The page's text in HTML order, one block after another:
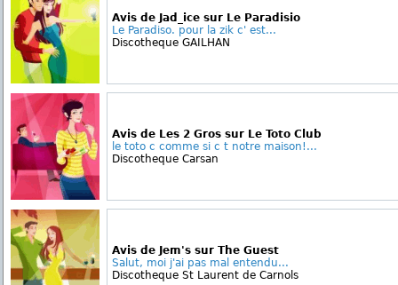
Avis de Jad_ice sur Le Paradisio
Le Paradiso. pour la zik c' est...
Discotheque GAILHAN
Avis de Les 2 Gros sur Le Toto Club
le toto c comme si c t notre maison!...
Discotheque Carsan
Avis de Jem's sur The Guest
Salut, moi j'ai pas mal entendu...
Discotheque St Laurent de Carnols